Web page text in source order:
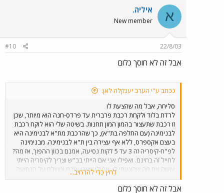
א איליה.
New member
22/8/03
#10
אבל זה לא חוסך כלום
נכתב ע"י הערב יענקלה לאן:
סליחה, אבל מה שהצעת לו
לרדת בלוד ולקחת רכבת פרברית עד פרדס-חנה הוא מיותר, שכן
זו רכבת שתעצור בהמון המון תחנות. בשיטה שלי הוא לוקח רכבת
לבנימינה (עם החלפה בת"א), כך שהרכבת מת"א לבנימינה היא
בעצם אקספרס, ללא אף עצירה בין ת"א לבנימינה. מבנימינה
לפ"ח-קיסריה זה 3 עד 5 דקות נסיעה, אמנם בכוון ההפוך, אז מה?
לחייל זה בחינם. ואפילו אני אם הייתי בב"ש וצריך לקיסריה הייתי
עושה את מה שהצעתי לו, אפילו שאני אזרח ומשלם על הנסיעה.
ואגב, אולי הייתי "מתחמן" וקונה כרטיס ב"ש - קיסריה ולא משלם
על הקטע של המעין הלוך חזור בין פ"ח לבנימינה ובחזרה לפ"ח.
לחץ כדי להרחיב...
אבל זה לא חוסך כלום